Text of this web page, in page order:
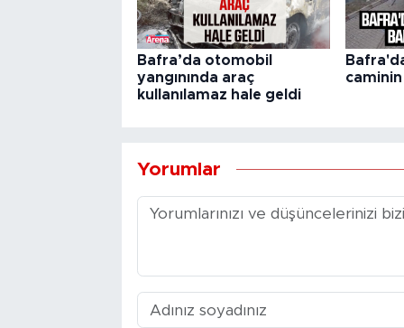
Bafra’da otomobil
yangınında araç
kullanılamaz hale geldi
Yorumlar